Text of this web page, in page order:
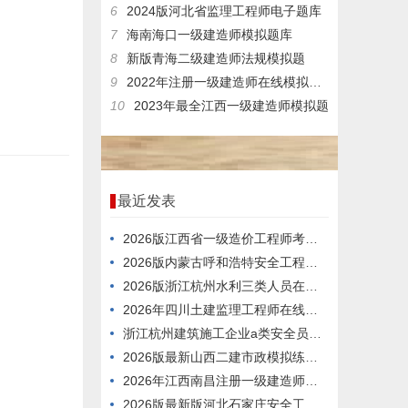
6
2024版河北省监理工程师电子题库
7
海南海口一级建造师模拟题库
8
新版青海二级建造师法规模拟题
9
2022年注册一级建造师在线模拟模拟题
10
2023年最全江西一级建造师模拟题
最近发表
2026版江西省一级造价工程师考试，适用范围有哪些？
2026版内蒙古呼和浩特安全工程师测试答题
2026版浙江杭州水利三类人员在线考核考试题型
2026年四川土建监理工程师在线模拟考试模拟真题
浙江杭州建筑施工企业a类安全员测试试卷
2026版最新山西二建市政模拟练习题
2026年江西南昌注册一级建造师真题库
2026版最新版河北石家庄安全工程师在线模拟模拟题库